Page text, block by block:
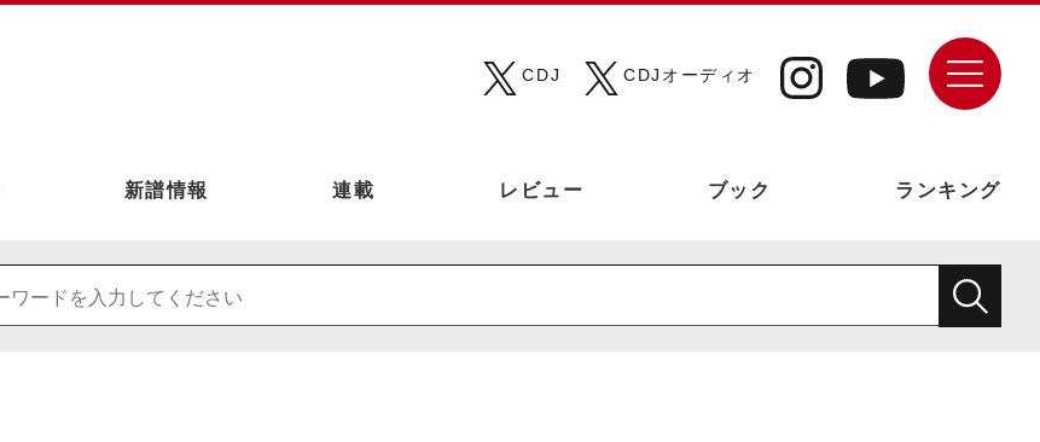
CDJ
CDJオーディオ
新譜情報 連載 レビュー ブック ランキング